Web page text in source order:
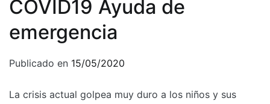
COVID19 Ayuda de
emergencia
Publicado en 15/05/2020
La crisis actual golpea muy duro a los niños y sus